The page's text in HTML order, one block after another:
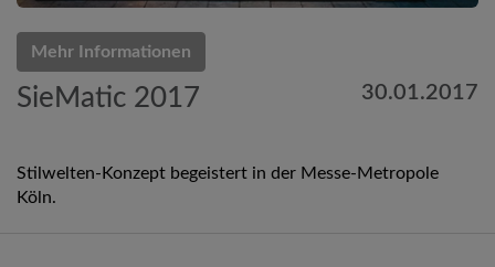
Mehr Informationen
SieMatic 2017 30.01.2017
Stilwelten-Konzept begeistert in der Messe-Metropole
Köln.